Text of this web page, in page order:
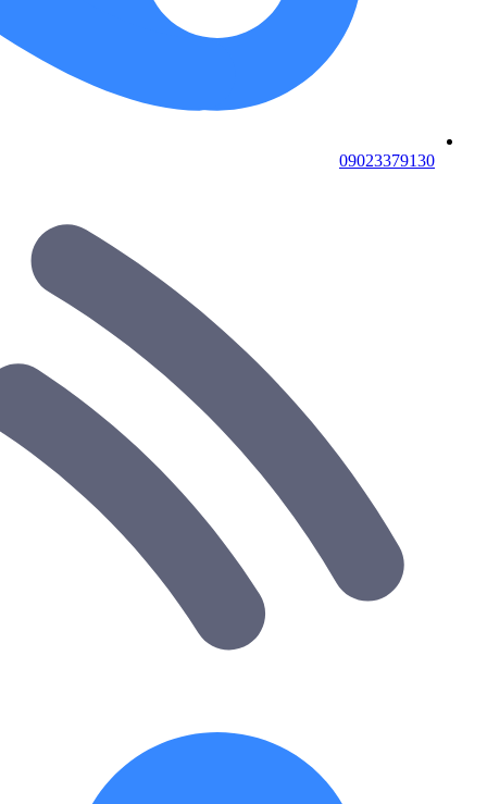
09023379130